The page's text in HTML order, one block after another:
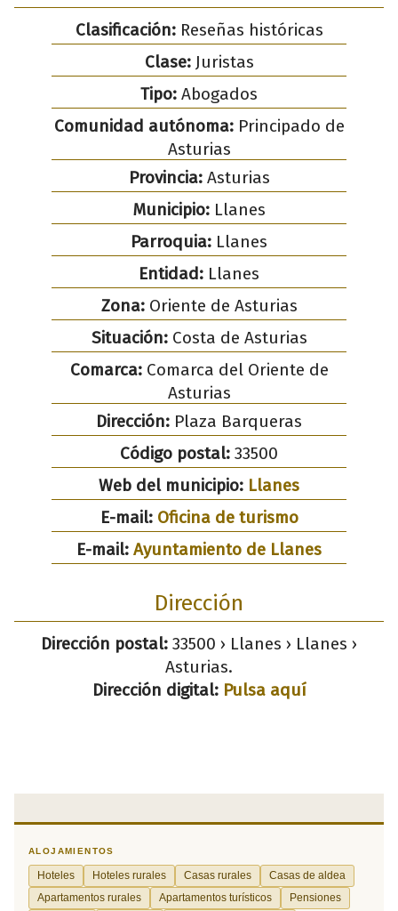
Clasificación:Reseñas históricas
Clase:Juristas
Tipo: Abogados
Comunidad autónoma:Principado de
Asturias
Provincia:Asturias
Municipio: Llanes
Parroquia: Llanes
Entidad: Llanes
Zona:Oriente de Asturias
Situación:Costa de Asturias
Comarca:Comarca del Oriente de
Asturias
Dirección: Plaza Barqueras
Código postal: 33500
Web del municipio: Llanes
E-mail: Oficina de turismo
E-mail: Ayuntamiento de Llanes
Dirección
Dirección postal: 33500 › Llanes › Llanes ›
Asturias.
Dirección digital: Pulsa aquí